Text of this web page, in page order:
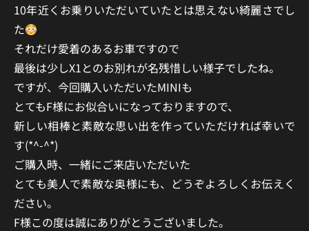
10年近くお乗りいただいていたとは思えない綺麗さでし
た
それだけ愛着のあるお車ですので
最後は少しX1とのお別れが名残惜しい様子でしたね。
ですが、今回購入いただいたMINIも
とてもF様にお似合いになっておりますので、
新しい相棒と素敵な思い出を作っていただければ幸いで
す(*^-^*)
ご購入時、一緒にご来店いただいた
とても美人で素敵な奥様にも、どうぞよろしくお伝えく
ださい。
F様この度は誠にありがとうございました。